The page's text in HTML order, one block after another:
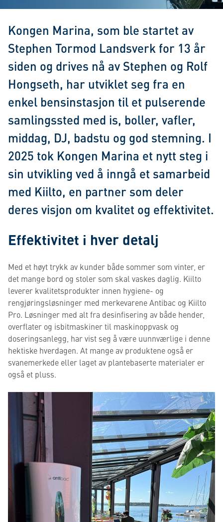
Kongen Marina, som ble startet av
Stephen Tormod Landsverk for 13 år
siden og drives nå av Stephen og Rolf
Hongseth, har utviklet seg fra en
enkel bensinstasjon til et pulserende
samlingssted med is, boller, vafler,
middag, DJ, badstu og god stemning. I
2025 tok Kongen Marina et nytt steg i
sin utvikling ved å inngå et samarbeid
med Kiilto, en partner som deler
deres visjon om kvalitet og effektivitet.
Effektivitet i hver detalj
Med et høyt trykk av kunder både sommer som vinter, er
det mange bord og stoler som skal vaskes daglig. Kiilto
leverer kvalitetsprodukter innen hygiene- og
rengjøringsløsninger med merkevarene Antibac og Kiilto
Pro. Løsninger med alt fra desinfisering av både hender,
overflater og isbitmaskiner til maskinoppvask og
doseringsanlegg, har vist seg å være uunnværlige i denne
hektiske hverdagen. At mange av produktene også er
svanemerkede eller laget av plantebaserte materialer er
også et pluss.